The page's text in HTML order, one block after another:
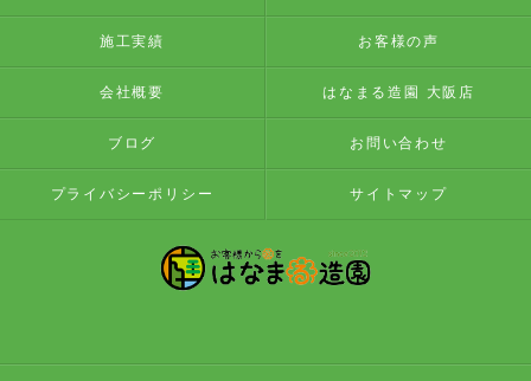
施工実績 お客様の声
会社概要 はなまる造園 大阪店
ブログ お問い合わせ
プライバシーポリシー サイトマップ